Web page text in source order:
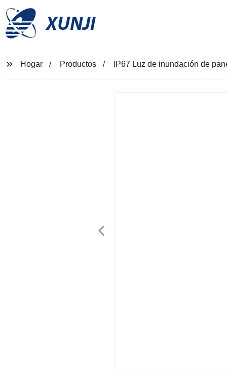
XUNJI
Hogar Productos IP67 Luz de inundación de